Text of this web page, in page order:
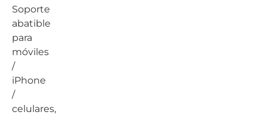
Soporte
abatible
para
móviles
/
iPhone
/
celulares,